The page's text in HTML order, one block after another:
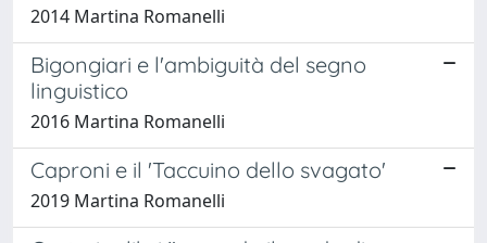
2014 Martina Romanelli
Bigongiari e l'ambiguità del segno
linguistico
2016 Martina Romanelli
Caproni e il 'Taccuino dello svagato'
2019 Martina Romanelli